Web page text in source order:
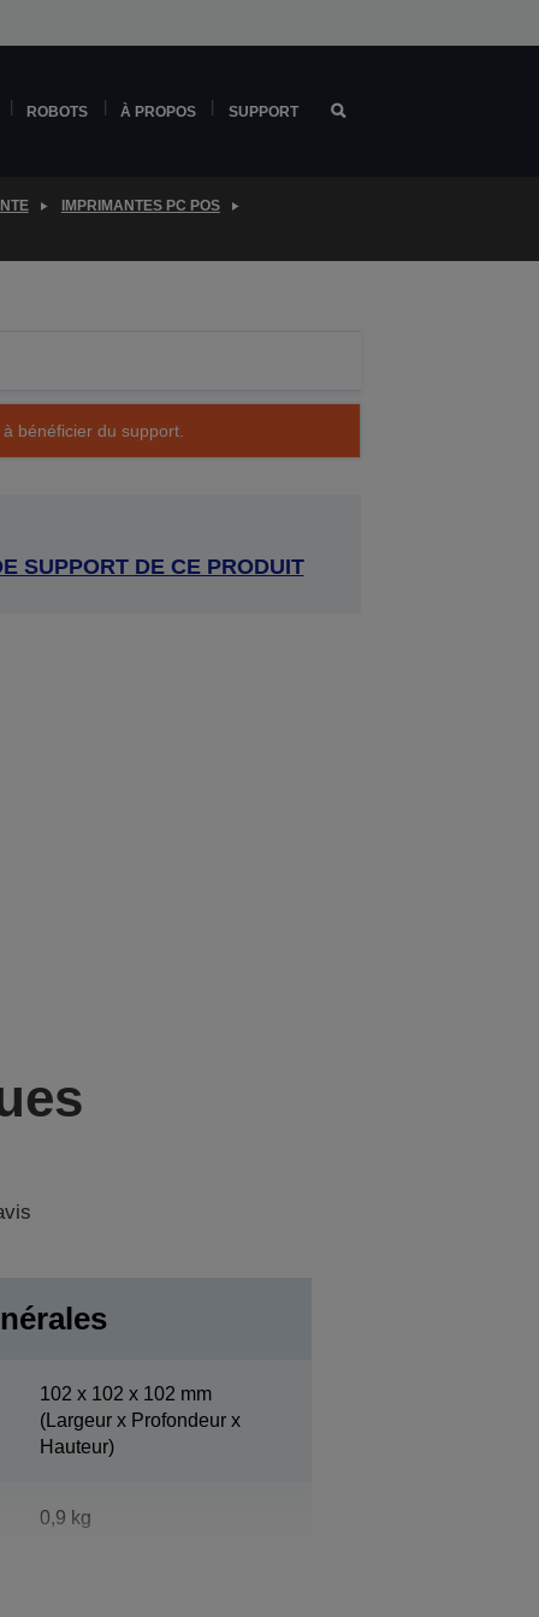
ROBOTS À PROPOS SUPPORT
IMPRIMANTES PC POS
bénéficier du support.
SUPPORT DE CE PRODUIT
102‎ x 102 x 102 mm
(Largeur x Profondeur x
Hauteur)
0,9 kg